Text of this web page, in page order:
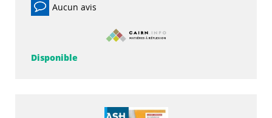
Aucun avis
Disponible